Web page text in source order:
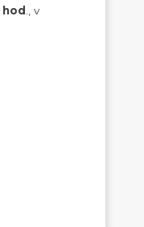
., v